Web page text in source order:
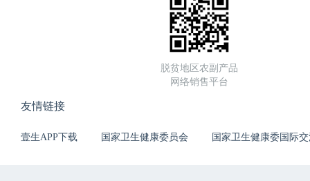
脱贫地区农副产品
网络销售平台
友情链接
壹生APP下载 国家卫生健康委员会 国家卫生健康委国际